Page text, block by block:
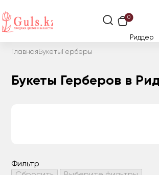
0
Риддер
Главная Букеты Герберы
Букеты Герберов в
Фильтр